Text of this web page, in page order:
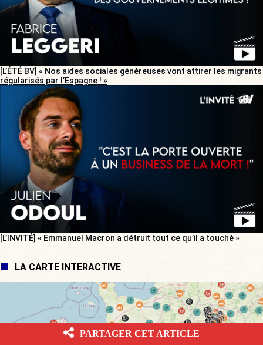
[L’ÉTÉ BV] « Nos aides sociales généreuses vont attirer les migrants
régularisés par l’Espagne ! »
[L’INVITÉ] « Emmanuel Macron a détruit tout ce qu’il a touché »
LA CARTE INTERACTIVE
PARTAGER CET ARTICLE